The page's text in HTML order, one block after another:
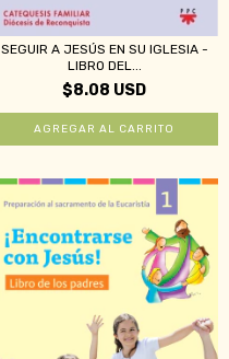
SEGUIR A JESÚS EN SU IGLESIA -
LIBRO DEL...
$8.08 USD